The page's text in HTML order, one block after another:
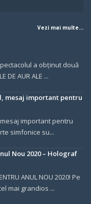
Vezi mai multe...
a obținut două
DE AUR ALE ...
mesaj important pentru
important pentru
simfonice su...
Nou 2020 – Holograf
ANUL NOU 2020! Pe
mai grandios ...